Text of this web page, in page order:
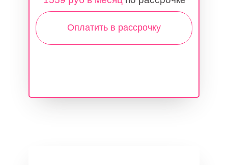
Оплатить в рассрочку